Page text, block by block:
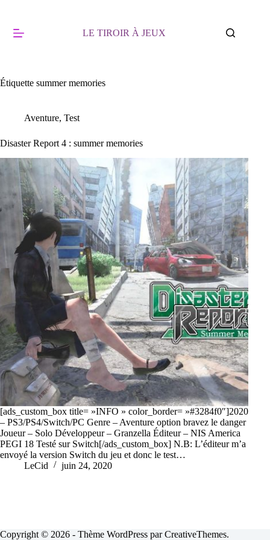
LE TIROIR À JEUX
Étiquette summer memories
Aventure, Test
Disaster Report 4 : summer memories
[ads_custom_box title= »INFO » color_border= »#3284f0″]2020
– PS3/PS4/Switch/PC Genre – Aventure option bravez le danger
Joueur – Solo Développeur – Granzella Éditeur – NIS America
PEGI 18 Testé sur Switch[/ads_custom_box] N.B: L’éditeur m’a
envoyé la version Switch du jeu et donc le test…
LeCid
juin 24, 2020
Copyright © 2026 - Thème WordPress parCreativeThemes.